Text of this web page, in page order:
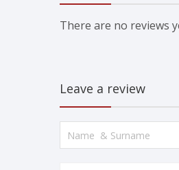
There are no reviews
Leave a review